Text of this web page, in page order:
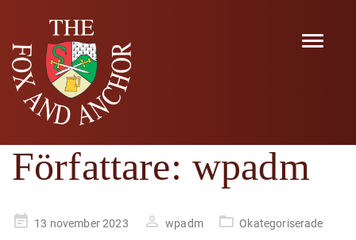
Författare: wpadm
Publicerad
13 november 2023 wpadm Okategoriserade